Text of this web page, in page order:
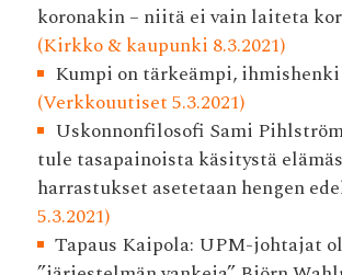
koronakin – niitä ei vain laiteta
(Kirkko & kaupunki 8.3.2021)
Kumpi on tärkeämpi,
(Verkkouutiset 5.3.2021)
Uskonnonfilosofi Sami
tule tasapainoista käsitystä
harrastukset asetetaan hengen
5.3.2021)
Tapaus Kaipola: UPM-johtajat